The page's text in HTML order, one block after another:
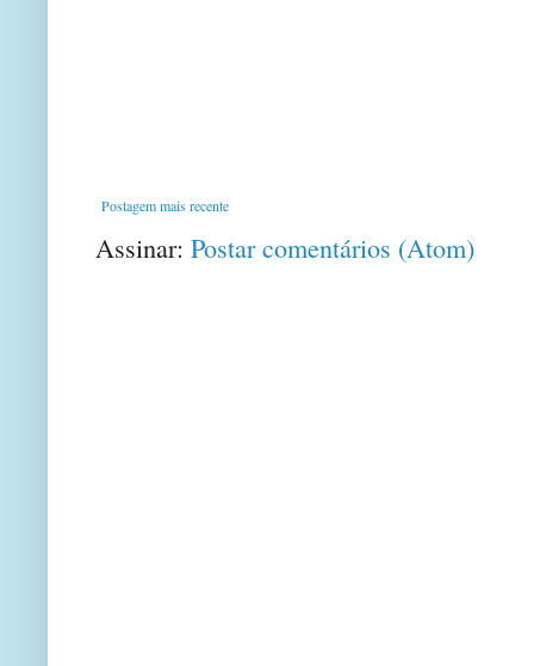
Postagem mais recente
Assinar: Postar comentários (Atom)